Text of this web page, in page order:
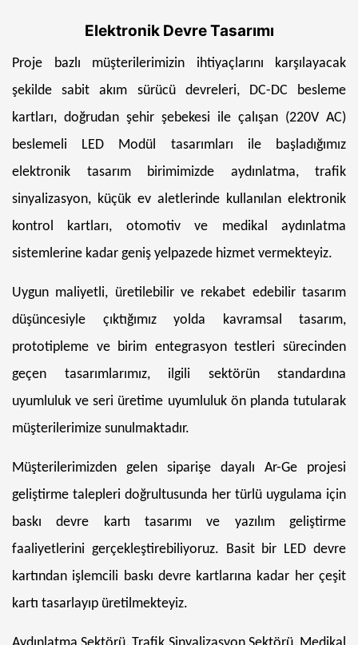
Elektronik Devre Tasarımı
Proje bazlı müşterilerimizin ihtiyaçlarını karşılayacak
şekilde sabit akım sürücü devreleri, DC-DC besleme
kartları, doğrudan şehir şebekesi ile çalışan (220V AC)
beslemeli LED Modül tasarımları ile başladığımız
elektronik tasarım birimimizde aydınlatma, trafik
sinyalizasyon, küçük ev aletlerinde kullanılan elektronik
kontrol kartları, otomotiv ve medikal aydınlatma
sistemlerine kadar geniş yelpazede hizmet vermekteyiz.
Uygun maliyetli, üretilebilir ve rekabet edebilir tasarım
düşüncesiyle çıktığımız yolda kavramsal tasarım,
prototipleme ve birim entegrasyon testleri sürecinden
geçen tasarımlarımız, ilgili sektörün standardına
uyumluluk ve seri üretime uyumluluk ön planda tutularak
müşterilerimize sunulmaktadır.
Müşterilerimizden gelen siparişe dayalı Ar-Ge projesi
geliştirme talepleri doğrultusunda her türlü uygulama için
baskı devre kartı tasarımı ve yazılım geliştirme
faaliyetlerini gerçekleştirebiliyoruz. Basit bir LED devre
kartından işlemcili baskı devre kartlarına kadar her çeşit
kartı tasarlayıp üretilmekteyiz.